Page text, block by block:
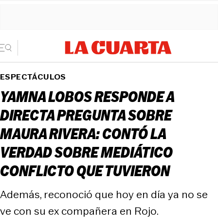
ESPECTÁCULOS
YAMNA LOBOS RESPONDE A
DIRECTA PREGUNTA SOBRE
MAURA RIVERA: CONTÓ LA
VERDAD SOBRE MEDIÁTICO
CONFLICTO QUE TUVIERON
Además, reconoció que hoy en día ya no se
ve con su ex compañera en Rojo.